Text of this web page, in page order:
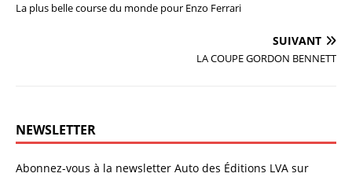
La plus belle course du monde pour Enzo Ferrari
SUIVANT
LA COUPE GORDON BENNETT
NEWSLETTER
Abonnez-vous à la newsletter Auto des Éditions LVA sur